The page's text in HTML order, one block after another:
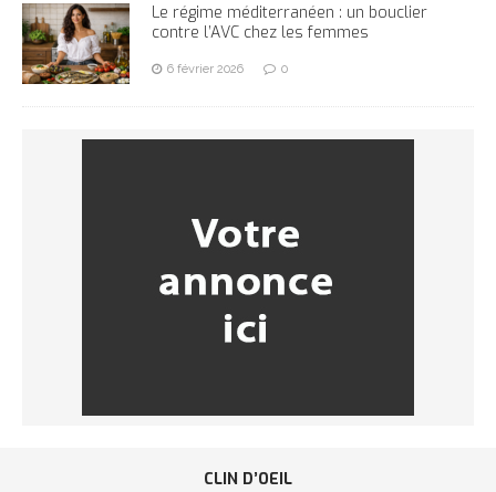
Le régime méditerranéen : un bouclier
contre l’AVC chez les femmes
6 février 2026 0
CLIN D’OEIL